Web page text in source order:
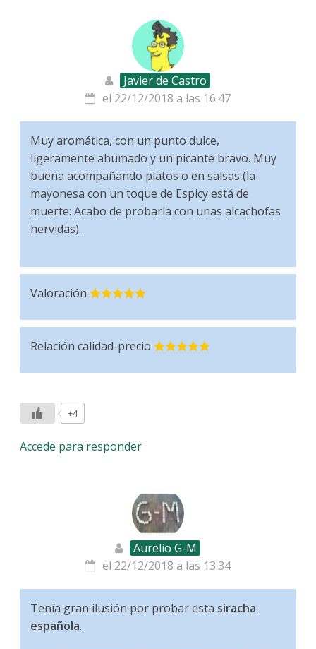
Javier de Castro
el 22/12/2018 a las 16:47
Muy aromática, con un punto dulce,
ligeramente ahumado y un picante bravo. Muy
buena acompañando platos o en salsas (la
mayonesa con un toque de Espicy está de
muerte: Acabo de probarla con unas alcachofas
hervidas).
Valoración
Relación calidad-precio
+4
Accede para responder
Aurelio G-M
el 22/12/2018 a las 13:34
Tenía gran ilusión por probar esta siracha
española.